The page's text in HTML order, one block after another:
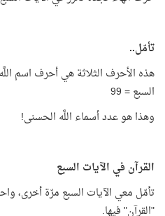
تأمّل..
هذه الأحرف الثلاثة هي أحرف اسم
السبع = 99
وهذا هو عدد أسماء اللَّه الحسنى!
القرآن في الآيات السبع
تأمّل معي الآيات السبع مرّة أخرى،
"القرآن" فيها.